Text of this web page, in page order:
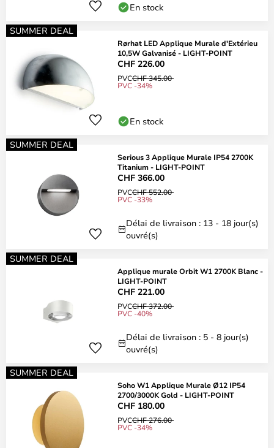
En stock
SUMMER DEAL
Rørhat LED Applique Murale d'Extérieu
10,5W Galvanisé - LIGHT-POINT
CHF 226.00
PVCCHF 345.00
PVC -34%
En stock
SUMMER DEAL
Serious 3 Applique Murale IP54 2700K
Titanium - LIGHT-POINT
CHF 366.00
PVCCHF 552.00
PVC -33%
Délai de livraison : 13 - 18 jour(s)
ouvré(s)
SUMMER DEAL
Applique murale Orbit W1 2700K Blanc -
LIGHT-POINT
CHF 221.00
PVCCHF 372.00
PVC -40%
Délai de livraison : 5 - 8 jour(s)
ouvré(s)
SUMMER DEAL
Soho W1 Applique Murale Ø12 IP54
2700/3000K Gold - LIGHT-POINT
CHF 180.00
PVCCHF 276.00
PVC -34%